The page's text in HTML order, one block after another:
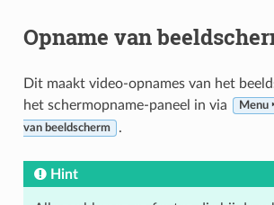
Opname van
Dit maakt video-opnames van het
het schermopname-paneel in via
Menu
van beeldscherm .
Hint